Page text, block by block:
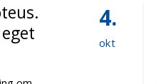
4
okt